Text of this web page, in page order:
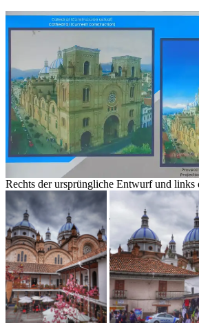
Rechts der ursprüngliche Entwurf und links